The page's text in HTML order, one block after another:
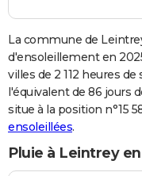
La commune de
d'ensoleillement en
villes de 2 112 heures de
l'équivalent de 86 jours
situe à la position n°15
ensoleillées.
Pluie à Leintrey